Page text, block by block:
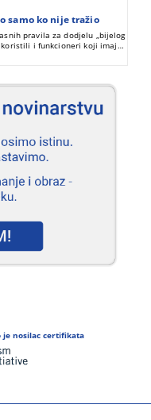
samo ko nije tražio
pravila za dodjelu „bijelog
koristili i funkcioneri koji imaju
je nosilac certifikata